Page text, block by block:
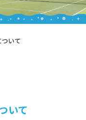
いて
いて